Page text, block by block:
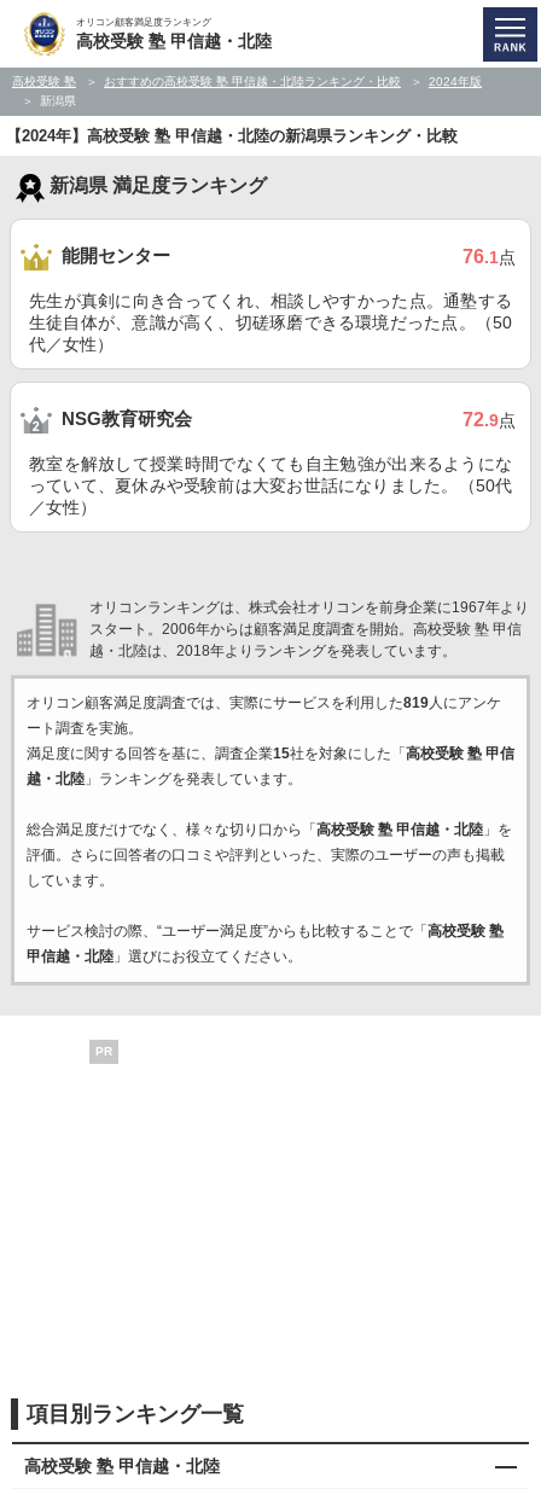
オリコン顧客満足度ランキング
高校受験 塾 甲信越・北陸
高校受験 塾 おすすめの高校受験 塾 甲信越・北陸ランキング・比較
2024年版
新潟県
【2024年】高校受験 塾 甲信越・北陸の新潟県ランキング・比較
新潟県 満足度ランキング
能開センター 76.1点
先生が真剣に向き合ってくれ、相談しやすかった点。通塾する
生徒自体が、意識が高く、切磋琢磨できる環境だった点。（50
代／女性）
NSG教育研究会 72.9点
教室を解放して授業時間でなくても自主勉強が出来るようにな
っていて、夏休みや受験前は大変お世話になりました。（50代
／女性）
オリコンランキングは、株式会社オリコンを前身企業に1967年より
スタート。2006年からは顧客満足度調査を開始。高校受験 塾 甲信
越・北陸は、2018年よりランキングを発表しています。
オリコン顧客満足度調査では、実際にサービスを利用した819人にアンケ
ート調査を実施。
満足度に関する回答を基に、調査企業15社を対象にした「 高校受験 塾 甲信
越・北陸」ランキングを発表しています。
総合満足度だけでなく、様々な切り口から「 高校受験 塾 甲信越・北陸」を
評価。さらに回答者の口コミや評判といった、実際のユーザーの声も掲載
しています。
サービス検討の際、“ユーザー満足度”からも比較することで「 高校受験 塾
甲信越・北陸」選びにお役立てください。
PR
項目別ランキング一覧
高校受験 塾 甲信越・北陸